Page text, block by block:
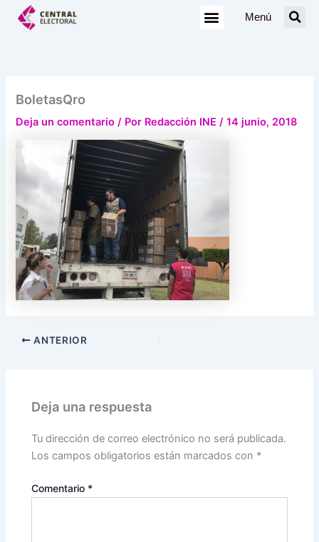
Menú
BoletasQro
Deja un comentario / Por Redacción INE/14 junio, 2018
ANTERIOR
Deja una respuesta
Tu dirección de correo electrónico no será publicada.
Los campos obligatorios están marcados con *
Comentario *